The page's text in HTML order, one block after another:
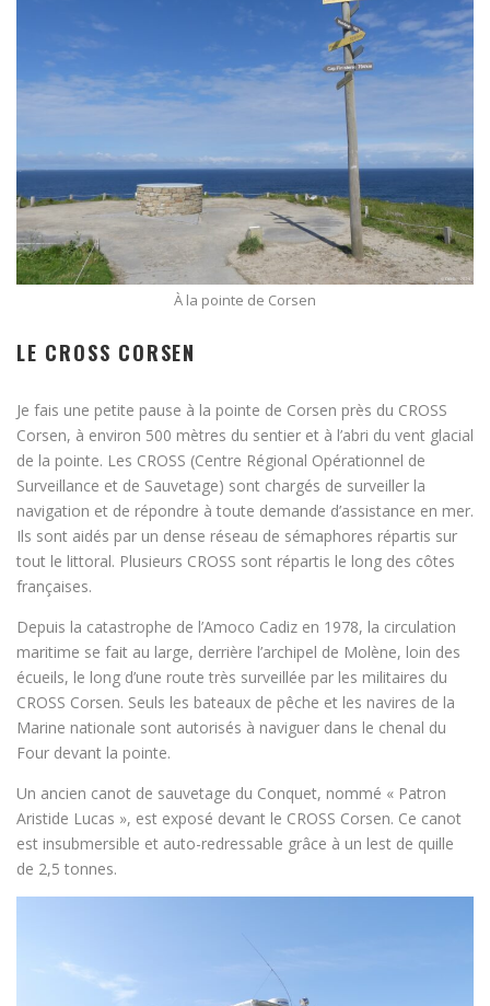
À la pointe de Corsen
LE CROSS CORSEN
Je fais une petite pause à la pointe de Corsen près du CROSS
Corsen, à environ 500 mètres du sentier et à l’abri du vent glacial
de la pointe. Les CROSS (Centre Régional Opérationnel de
Surveillance et de Sauvetage) sont chargés de surveiller la
navigation et de répondre à toute demande d’assistance en mer.
Ils sont aidés par un dense réseau de sémaphores répartis sur
tout le littoral. Plusieurs CROSS sont répartis le long des côtes
françaises.
Depuis la catastrophe de l’Amoco Cadiz en 1978, la circulation
maritime se fait au large, derrière l’archipel de Molène, loin des
écueils, le long d’une route très surveillée par les militaires du
CROSS Corsen. Seuls les bateaux de pêche et les navires de la
Marine nationale sont autorisés à naviguer dans le chenal du
Four devant la pointe.
Un ancien canot de sauvetage du Conquet, nommé « Patron
Aristide Lucas », est exposé devant le CROSS Corsen. Ce canot
est insubmersible et auto-redressable grâce à un lest de quille
de 2,5 tonnes.